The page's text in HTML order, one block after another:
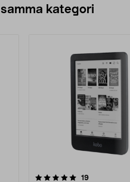
kategori
19recensioner
5.0 av 5 stjärnor